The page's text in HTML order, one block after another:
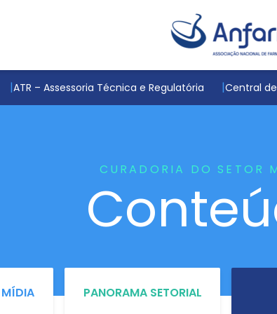
ATR – Assessoria Técnica e Regulatória Central
CURADORIA DO SETOR
PANORAMA SETORIAL